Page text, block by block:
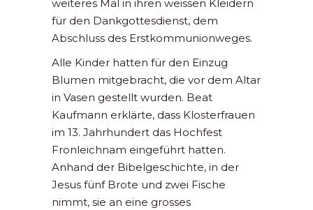
weiteres Mal in ihren weissen Kleidern
für den Dankgottesdienst, dem
Abschluss des Erstkommunionweges.
Alle Kinder hatten für den Einzug
Blumen mitgebracht, die vor dem Altar
in Vasen gestellt wurden. Beat
Kaufmann erklärte, dass Klosterfrauen
im 13. Jahrhundert das Hochfest
Fronleichnam eingeführt hatten.
Anhand der Bibelgeschichte, in der
Jesus fünf Brote und zwei Fische
nimmt, sie an eine grosses